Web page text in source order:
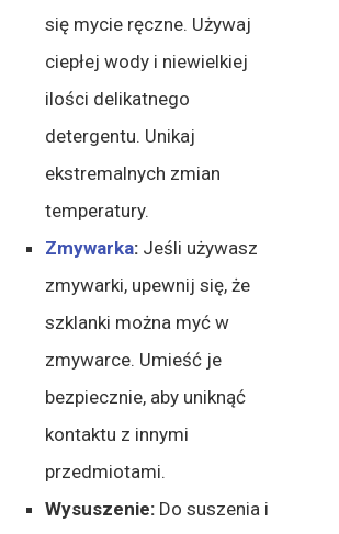
się mycie ręczne. Używaj
ciepłej wody i niewielkiej
ilości delikatnego
detergentu. Unikaj
ekstremalnych zmian
temperatury.
Zmywarka: Jeśli używasz
zmywarki, upewnij się, że
szklanki można myć w
zmywarce. Umieść je
bezpiecznie, aby uniknąć
kontaktu z innymi
przedmiotami.
Wysuszenie: Do suszenia i